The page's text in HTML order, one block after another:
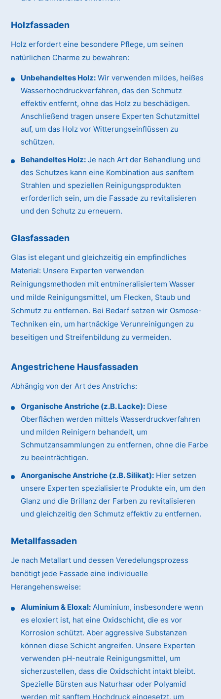
Holzfassaden
Holz erfordert eine besondere Pflege, um seinen
natürlichen Charme zu bewahren:
Unbehandeltes Holz: Wir verwenden mildes, heißes
Wasserhochdruckverfahren, das den Schmutz
effektiv entfernt, ohne das Holz zu beschädigen.
Anschließend tragen unsere Experten Schutzmittel
auf, um das Holz vor Witterungseinflüssen zu
schützen.
Behandeltes Holz: Je nach Art der Behandlung und
des Schutzes kann eine Kombination aus sanftem
Strahlen und speziellen Reinigungsprodukten
erforderlich sein, um die Fassade zu revitalisieren
und den Schutz zu erneuern.
Glasfassaden
Glas ist elegant und gleichzeitig ein empfindliches
Material: Unsere Experten verwenden
Reinigungsmethoden mit entmineralisiertem Wasser
und milde Reinigungsmittel, um Flecken, Staub und
Schmutz zu entfernen. Bei Bedarf setzen wir Osmose-
Techniken ein, um hartnäckige Verunreinigungen zu
beseitigen und Streifenbildung zu vermeiden.
Angestrichene Hausfassaden
Abhängig von der Art des Anstrichs:
Organische Anstriche (z.B. Lacke): Diese
Oberflächen werden mittels Wasserdruckverfahren
und milden Reinigern behandelt, um
Schmutzansammlungen zu entfernen, ohne die Farbe
zu beeinträchtigen.
Anorganische Anstriche (z.B. Silikat): Hier setzen
unsere Experten spezialisierte Produkte ein, um den
Glanz und die Brillanz der Farben zu revitalisieren
und gleichzeitig den Schmutz effektiv zu entfernen.
Metallfassaden
Je nach Metallart und dessen Veredelungsprozess
benötigt jede Fassade eine individuelle
Herangehensweise:
Aluminium & Eloxal: Aluminium, insbesondere wenn
es eloxiert ist, hat eine Oxidschicht, die es vor
Korrosion schützt. Aber aggressive Substanzen
können diese Schicht angreifen. Unsere Experten
verwenden pH-neutrale Reinigungsmittel, um
sicherzustellen, dass die Oxidschicht intakt bleibt.
Spezielle Bürsten aus Naturhaar oder Polyamid
werden mit sanftem Hochdruck eingesetzt, um